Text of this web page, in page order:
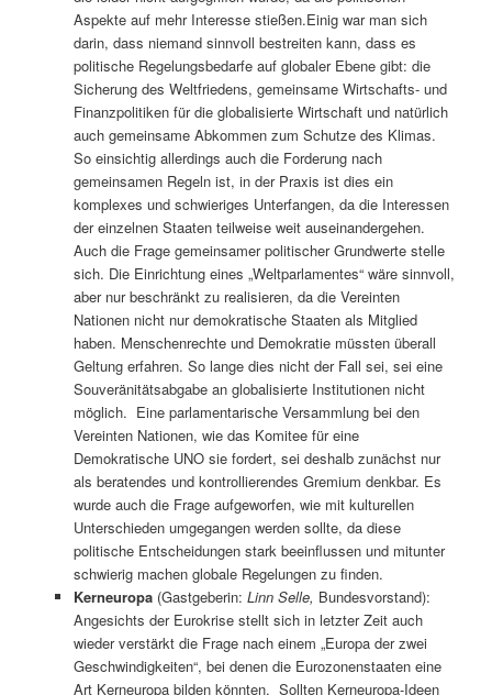
Aspekte auf mehr Interesse stießen.Einig war man sich
darin, dass niemand sinnvoll bestreiten kann, dass es
politische Regelungsbedarfe auf globaler Ebene gibt: die
Sicherung des Weltfriedens, gemeinsame Wirtschafts- und
Finanzpolitiken für die globalisierte Wirtschaft und natürlich
auch gemeinsame Abkommen zum Schutze des Klimas.
So einsichtig allerdings auch die Forderung nach
gemeinsamen Regeln ist, in der Praxis ist dies ein
komplexes und schwieriges Unterfangen, da die Interessen
der einzelnen Staaten teilweise weit auseinandergehen.
Auch die Frage gemeinsamer politischer Grundwerte stelle
sich. Die Einrichtung eines „Weltparlamentes“ wäre sinnvoll,
aber nur beschränkt zu realisieren, da die Vereinten
Nationen nicht nur demokratische Staaten als Mitglied
haben. Menschenrechte und Demokratie müssten überall
Geltung erfahren. So lange dies nicht der Fall sei, sei eine
Souveränitätsabgabe an globalisierte Institutionen nicht
möglich. Eine parlamentarische Versammlung bei den
Vereinten Nationen, wie das Komitee für eine
Demokratische UNO sie fordert, sei deshalb zunächst nur
als beratendes und kontrollierendes Gremium denkbar. Es
wurde auch die Frage aufgeworfen, wie mit kulturellen
Unterschieden umgegangen werden sollte, da diese
politische Entscheidungen stark beeinflussen und mitunter
schwierig machen globale Regelungen zu finden.
Kerneuropa(Gastgeberin: Linn Selle, Bundesvorstand):
Angesichts der Eurokrise stellt sich in letzter Zeit auch
wieder verstärkt die Frage nach einem „Europa der zwei
Geschwindigkeiten“, bei denen die Eurozonenstaaten eine
Art Kerneuropa bilden könnten. Sollten Kerneuropa-Ideen